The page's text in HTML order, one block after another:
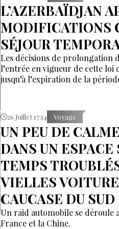
L’AZERBAÏDJAN
MODIFICATIONS
SÉJOUR
Les décisions de prolongation
l’entrée en vigueur de cette
jusqu’à l’expiration de la
26 Juillet 17:14 Voyage
UN PEU DE
DANS UN
TEMPS
VIELLES
CAUCASE DU SUD
Un raid automobile se déroule
France et la Chine.